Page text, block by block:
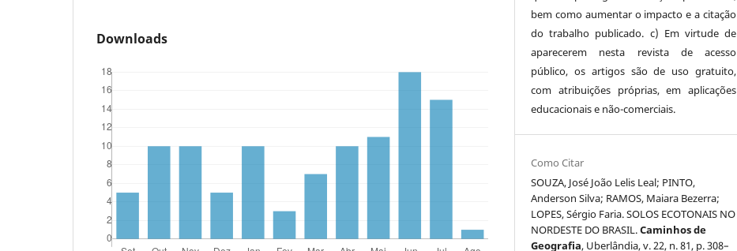
Downloads
bem como aumentar o impacto e a citação
do trabalho publicado. c) Em virtude de
aparecerem nesta revista de acesso
público, os artigos são de uso gratuito,
com atribuições próprias, em aplicações
educacionais e não-comerciais.
Como Citar
SOUZA, José João Lelis Leal; PINTO,
Anderson Silva; RAMOS, Maiara Bezerra;
LOPES, Sérgio Faria. SOLOS ECOTONAIS NO
NORDESTE DO BRASIL.Caminhos de
Geografia, Uberlândia, v. 22, n. 81, p. 308–